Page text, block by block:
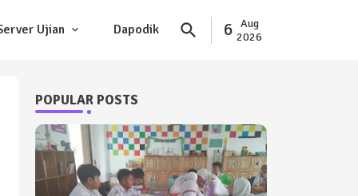
Ujian Dapodik 6 Aug
2026
POPULAR POSTS